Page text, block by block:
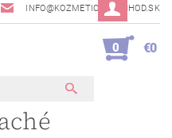
INFO@KOZMETICKYOBCHOD.SK
0 €0